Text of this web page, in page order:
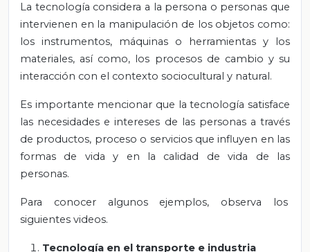
La tecnología considera a la persona o personas que
intervienen en la manipulación de los objetos como:
los instrumentos, máquinas o herramientas y los
materiales, así como, los procesos de cambio y su
interacción con el contexto sociocultural y natural.
Es importante mencionar que la tecnología satisface
las necesidades e intereses de las personas a través
de productos, proceso o servicios que influyen en las
formas de vida y en la calidad de vida de las
personas.
Para conocer algunos ejemplos, observa los
siguientes videos.
Tecnología en el transporte e industria